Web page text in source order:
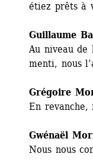
étiez prêts à
Guillaume
Au niveau de
menti, nous
Grégoire
En revanche,
Gwénaël
Nous nous